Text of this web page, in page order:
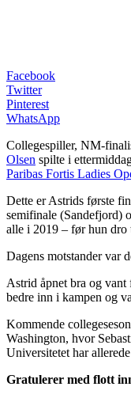
Facebook
Twitter
Pinterest
WhatsApp
Collegespiller, NM-
Olsen spilte i
Paribas Fortis Ladies
Dette er Astrids første
semifinale (Sandefjord)
alle i 2019 – før hun
Dagens motstander var
Astrid åpnet bra og vant
bedre inn i kampen og
Kommende
Washington, hvor
Universitetet har
Gratulerer med flott